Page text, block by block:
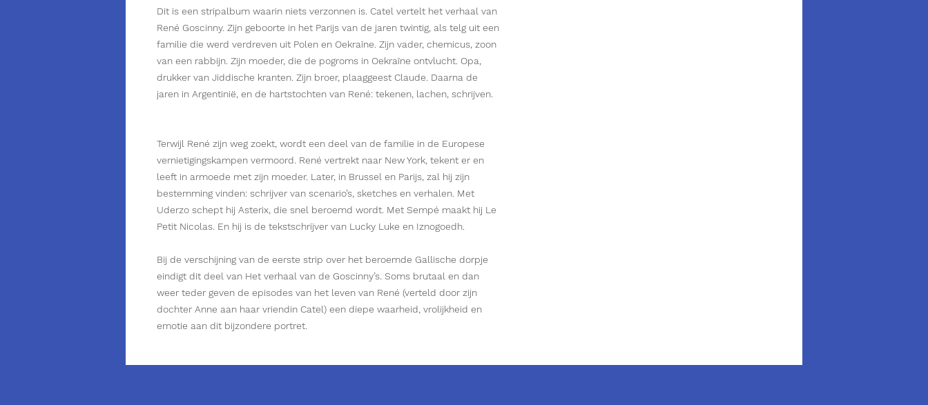
Dit is een stripalbum waarin niets verzonnen is. Catel vertelt het verhaal van
René Goscinny. Zijn geboorte in het Parijs van de jaren twintig, als telg uit een
familie die werd verdreven uit Polen en Oekraïne. Zijn vader, chemicus, zoon
van een rabbijn. Zijn moeder, die de pogroms in Oekraïne ontvlucht. Opa,
drukker van Jiddische kranten. Zijn broer, plaaggeest Claude. Daarna de
jaren in Argentinië, en de hartstochten van René: tekenen, lachen, schrijven.
Terwijl René zijn weg zoekt, wordt een deel van de familie in de Europese
vernietigingskampen vermoord. René vertrekt naar New York, tekent er en
leeft in armoede met zijn moeder. Later, in Brussel en Parijs, zal hij zijn
bestemming vinden: schrijver van scenario’s, sketches en verhalen. Met
Uderzo schept hij Asterix, die snel beroemd wordt. Met Sempé maakt hij Le
Petit Nicolas. En hij is de tekstschrijver van Lucky Luke en Iznogoedh.
Bij de verschijning van de eerste strip over het beroemde Gallische dorpje
eindigt dit deel van Het verhaal van de Goscinny’s. Soms brutaal en dan
weer teder geven de episodes van het leven van René (verteld door zijn
dochter Anne aan haar vriendin Catel) een diepe waarheid, vrolijkheid en
emotie aan dit bijzondere portret.